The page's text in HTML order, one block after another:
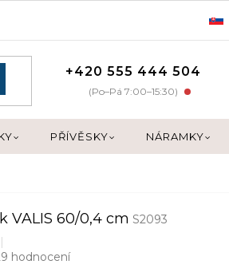
+420 555 444 504
(Po–Pá 7:00–15:30)
PŘÍVĚSKY NÁRAMKY
VALIS 60/0,4 cm S2093
hodnocení